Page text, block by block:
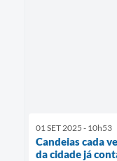
01 SET 2025 - 10h53
Candeias cada
da cidade já